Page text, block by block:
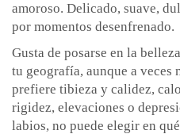
amoroso. Delicado, suave,
por momentos desenfrenado.
Gusta de posarse en la
tu geografía, aunque a veces
prefiere tibieza y calidez,
rigidez, elevaciones o
labios, no puede elegir en